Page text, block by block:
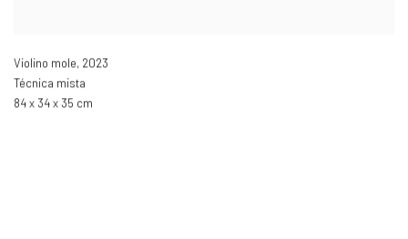
Violino mole, 2023
Técnica mista
84 x 34 x 35 cm